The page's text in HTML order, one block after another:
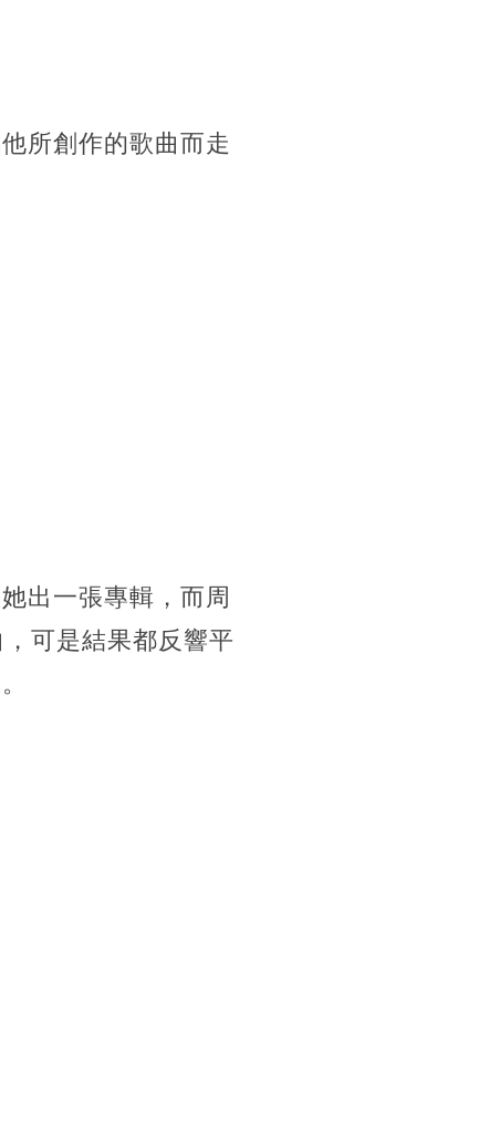
所創作的歌曲而走
出一張專輯，而周
可是結果都反響平